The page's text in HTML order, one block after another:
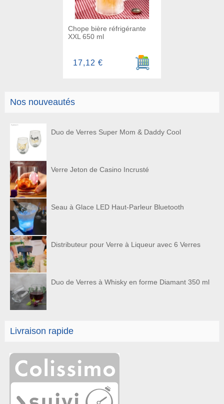
Nos nouveautés
Duo de Verres Super Mom & Daddy Cool
Verre Jeton de Casino Incrusté
Seau à Glace LED Haut-Parleur Bluetooth
Distributeur pour Verre à Liqueur avec 6 Verres
Duo de Verres à Whisky en forme Diamant 350 ml
Livraison rapide
Chope bière réfrigérante
XXL 650 ml
Ajouter au panier
17,12 €